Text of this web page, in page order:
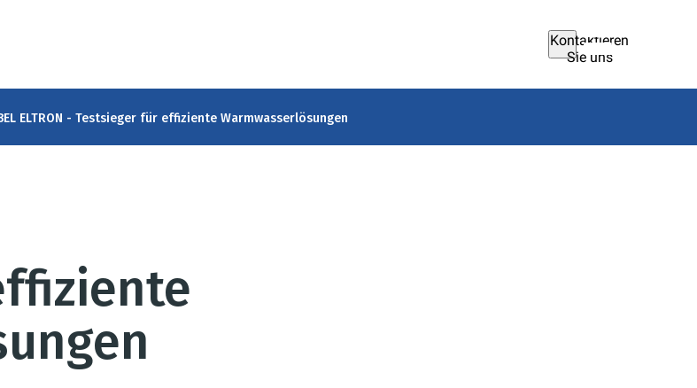
Kontaktieren
Sie uns
ELTRON - Testsieger für effiziente Warmwasserlösungen